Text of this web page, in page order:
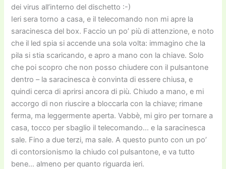
dei virus all’interno del dischetto :-)
Ieri sera torno a casa, e il telecomando non mi apre la
saracinesca del box. Faccio un po’ più di attenzione, e noto
che il led spia si accende una sola volta: immagino che la
pila si stia scaricando, e apro a mano con la chiave. Solo
che poi scopro che non posso chiudere con il pulsantone
dentro – la saracinesca è convinta di essere chiusa, e
quindi cerca di aprirsi ancora di più. Chiudo a mano, e mi
accorgo di non riuscire a bloccarla con la chiave; rimane
ferma, ma leggermente aperta. Vabbè, mi giro per tornare a
casa, tocco per sbaglio il telecomando… e la saracinesca
sale. Fino a due terzi, ma sale. A questo punto con un po’
di contorsionismo la chiudo col pulsantone, e va tutto
bene… almeno per quanto riguarda ieri.